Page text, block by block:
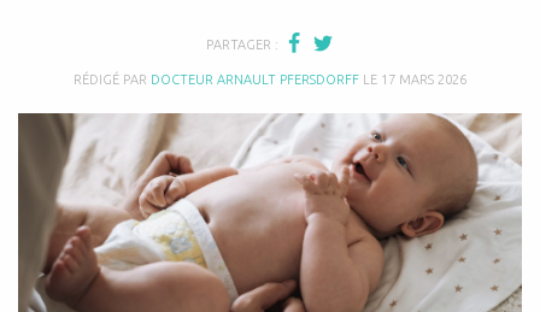
PARTAGER :
RÉDIGÉ PAR DOCTEUR ARNAULT PFERSDORFF LE 17 MARS 2026